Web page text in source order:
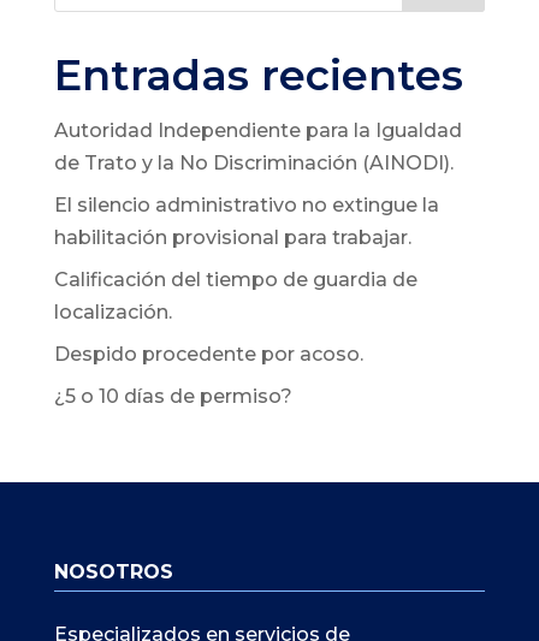
Entradas recientes
Autoridad Independiente para la Igualdad
de Trato y la No Discriminación (AINODI).
El silencio administrativo no extingue la
habilitación provisional para trabajar.
Calificación del tiempo de guardia de
localización.
Despido procedente por acoso.
¿5 o 10 días de permiso?
NOSOTROS
Especializados en servicios de